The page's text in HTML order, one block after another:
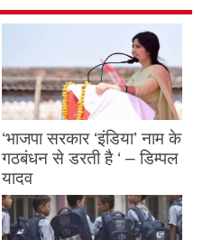
‘भाजपा सरकार ‘इंडिया’ नाम के
गठबंधन से डरती है ‘ – डिम्पल
यादव
August 26, 2023